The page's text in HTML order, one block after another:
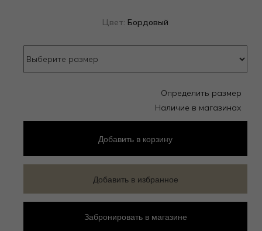
Цвет: Бордовый
Определить размер
Наличие в магазинах
Добавить в корзину
Добавить в избранное
Забронировать в магазине